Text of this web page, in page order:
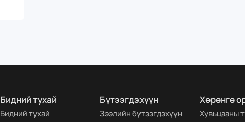
Бидний тухай
Бидний тухай
Бүтээгдэхүүн
Зээлийн бүтээгдэхүүн
Хөрөнгө
Хувьцааны